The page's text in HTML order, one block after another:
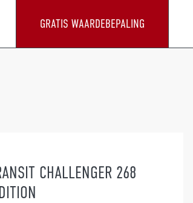
GRATIS WAARDEBEPALING
CHALLENGER 268